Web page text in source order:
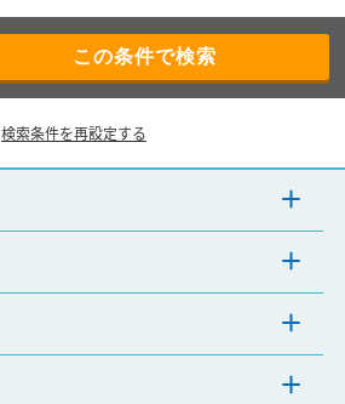
検索条件を再設定する